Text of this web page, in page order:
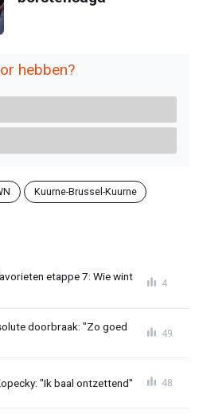
hebben?
Kuurne-Brussel-Kuurne
etappe 7: Wie wint
4
doorbraak: "Zo goed
49
"Ik baal ontzettend" 48